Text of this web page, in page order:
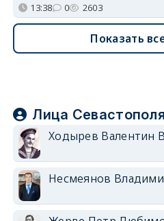
13:38 0 2603
Показать
Лица Севастополя
Ходырев Валентин
Несмеянов